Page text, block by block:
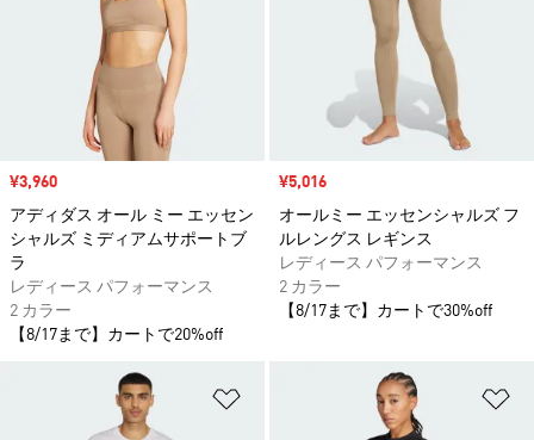
セール価格
¥3,960
アディダス オール ミー エッセン
シャルズ ミディアムサポートブ
ラ
レディース パフォーマンス
2 カラー
【8/17まで】カートで20%off
セール価格
¥5,016
オールミー エッセンシャルズ フ
ルレングス レギンス
レディース パフォーマンス
2 カラー
【8/17まで】カートで30%off
ほしいものリストに追加